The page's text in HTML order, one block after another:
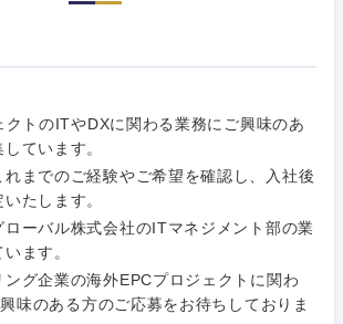
クトのITやDXに関わる業務にご興味のあ
ています。
までのご経験やご希望を確認し、入社後
たします。
ーバル株式会社のITマネジメント部の業
ます。
グ企業の海外EPCプロジェクトに関わ
味のある方のご応募をお待ちしておりま